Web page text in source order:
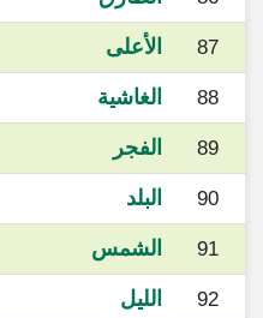
87 الأعلى
88 الغاشية
89 الفجر
90 البلد
91 الشمس
92 الليل